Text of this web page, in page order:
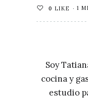
0 LIKE 1
Soy
cocina y
estudio